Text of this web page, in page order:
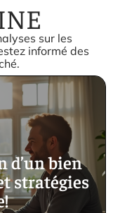
sur les
informé des
d’un bien
stratégies